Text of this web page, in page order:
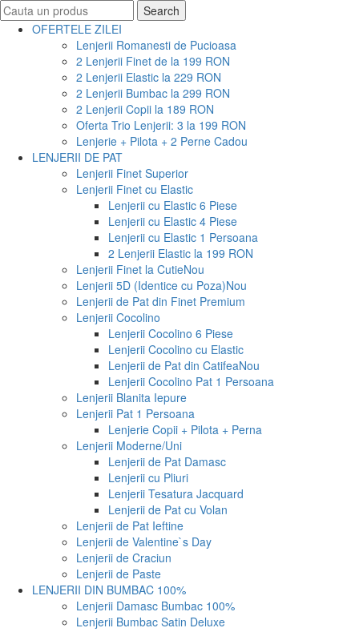
Search
for:
Search
OFERTELE ZILEI
Lenjerii Romanesti de Pucioasa
2 Lenjerii Finet de la 199 RON
2 Lenjerii Elastic la 229 RON
2 Lenjerii Bumbac la 299 RON
2 Lenjerii Copii la 189 RON
Oferta Trio Lenjerii: 3 la 199 RON
Lenjerie + Pilota + 2 Perne Cadou
LENJERII DE PAT
Lenjerii Finet Superior
Lenjerii Finet cu Elastic
Lenjerii cu Elastic 6 Piese
Lenjerii cu Elastic 4 Piese
Lenjerii cu Elastic 1 Persoana
2 Lenjerii Elastic la 199 RON
Lenjerii Finet la CutieNou
Lenjerii 5D (Identice cu Poza)Nou
Lenjerii de Pat din Finet Premium
Lenjerii Cocolino
Lenjerii Cocolino 6 Piese
Lenjerii Cocolino cu Elastic
Lenjerii de Pat din CatifeaNou
Lenjerii Cocolino Pat 1 Persoana
Lenjerii Blanita Iepure
Lenjerii Pat 1 Persoana
Lenjerie Copii + Pilota + Perna
Lenjerii Moderne/Uni
Lenjerii de Pat Damasc
Lenjerii cu Pliuri
Lenjerii Tesatura Jacquard
Lenjerii de Pat cu Volan
Lenjerii de Pat Ieftine
Lenjerii de Valentine`s Day
Lenjerii de Craciun
Lenjerii de Paste
LENJERII DIN BUMBAC 100%
Lenjerii Damasc Bumbac 100%
Lenjerii Bumbac Satin Deluxe